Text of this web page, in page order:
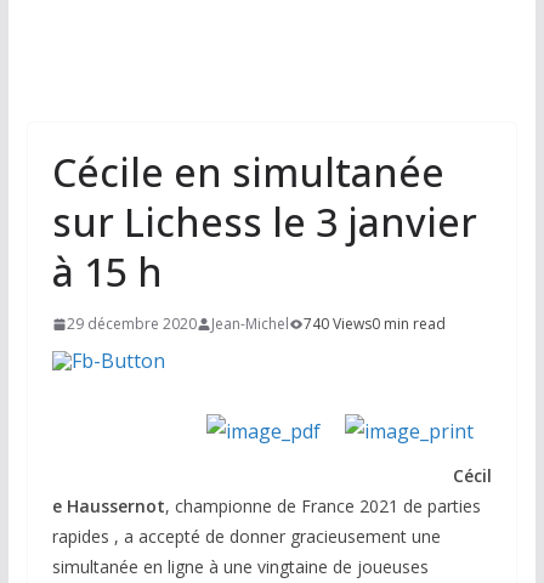
Cécile en simultanée
sur Lichess le 3 janvier
à 15 h
29 décembre 2020 Jean-Michel 740 Views0 min read
Cécil
e Haussernot, championne de France 2021 de parties
rapides , a accepté de donner gracieusement une
simultanée en ligne à une vingtaine de joueuses